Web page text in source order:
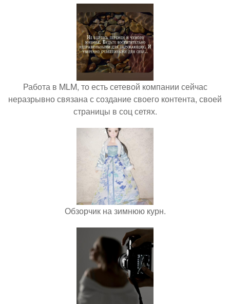
Работа в MLM, то есть сетевой компании сейчас
неразрывно связана с создание своего контента, своей
страницы в соц сетях.
Обзорчик на зимнюю курн.